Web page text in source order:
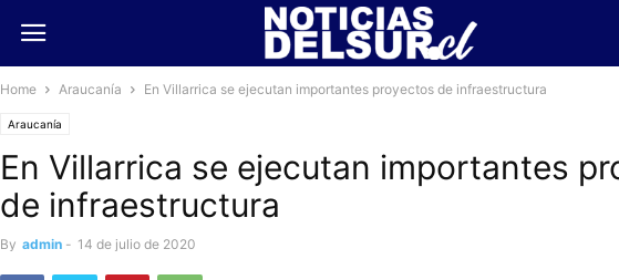
Home Araucanía En Villarrica se ejecutan importantes proyectos de infraestructura
Araucanía
En Villarrica se ejecutan importantes
de infraestructura
By admin - 14 de julio de 2020